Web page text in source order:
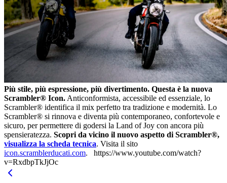
Più stile, più espressione, più divertimento. Questa è la nuova
Scrambler® Icon. Anticonformista, accessibile ed essenziale, lo
Scrambler® identifica il mix perfetto tra tradizione e modernità. Lo
Scrambler® si rinnova e diventa più contemporaneo, confortevole e
sicuro, per permettere di godersi la Land of Joy con ancora più
spensieratezza. Scopri da vicino il nuovo aspetto di Scrambler®,
visualizza la scheda tecnica. Visita il sito
icon.scramblerducati.com. https://www.youtube.com/watch?
v=RxdbpTkJjOc